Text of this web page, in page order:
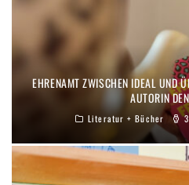
EHRENAMT ZWISCHEN IDEAL UND
AUTORIN
Literatur + Bücher 3